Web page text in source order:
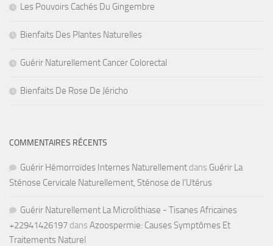
Les Pouvoirs Cachés Du Gingembre
Bienfaits Des Plantes Naturelles
Guérir Naturellement Cancer Colorectal
Bienfaits De Rose De Jéricho
COMMENTAIRES RÉCENTS
Guérir Hémorroïdes Internes Naturellement dans Guérir La
Sténose Cervicale Naturellement, Sténose de l’Utérus
Guérir Naturellement La Microlithiase - Tisanes Africaines
+22941426197 dans Azoospermie: Causes Symptômes Et
Traitements Naturel